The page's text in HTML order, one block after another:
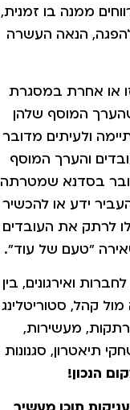
ממנה בו זמנית,
להפגה, הנאה העשרה
או אחרת במסגרת
המוסף שלהן
ולעיתים מדובר
והערך המוסף
בסדנא שמטרתה
ידע או להכשיר
לרתק את העובדים
"טעם של עוד".
ואירגונים, בין
קהל, סטוריטלינג
מעשירות,
תיאטרון, סגנונות
הנכון!